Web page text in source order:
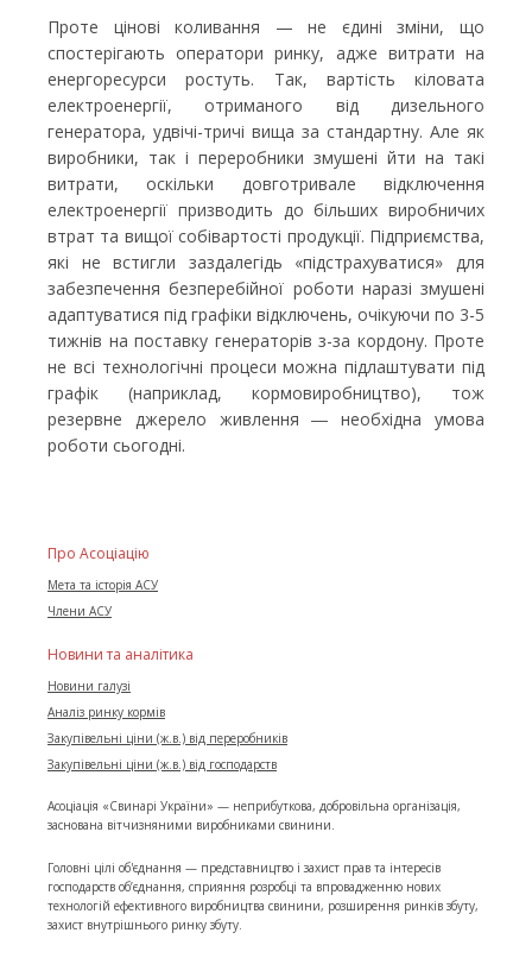
Проте цінові коливання — не єдині зміни, що
спостерігають оператори ринку, адже витрати на
енергоресурси ростуть. Так, вартість кіловата
електроенергії, отриманого від дизельного
генератора, удвічі-тричі вища за стандартну. Але як
виробники, так і переробники змушені йти на такі
витрати, оскільки довготривале відключення
електроенергії призводить до більших виробничих
втрат та вищої собівартості продукції. Підприємства,
які не встигли заздалегідь «підстрахуватися» для
забезпечення безперебійної роботи наразі змушені
адаптуватися під графіки відключень, очікуючи по 3-5
тижнів на поставку генераторів з-за кордону. Проте
не всі технологічні процеси можна підлаштувати під
графік (наприклад, кормовиробництво), тож
резервне джерело живлення ― необхідна умова
роботи сьогодні.
Про Асоціацію
Мета та історія АСУ
Члени АСУ
Новини та аналітика
Новини галузі
Аналіз ринку кормів
Закупівельні ціни (ж.в.) від переробників
Закупівельні ціни (ж.в.) від господарств
Асоціація «Свинарі України» — неприбуткова, добровільна організація,
заснована вітчизняними виробниками свинини.
Головні цілі об'єднання — представництво і захист прав та інтересів
господарств об’єднання, сприяння розробці та впровадженню нових
технологій ефективного виробництва свинини, розширення ринків збуту,
захист внутрішнього ринку збуту.